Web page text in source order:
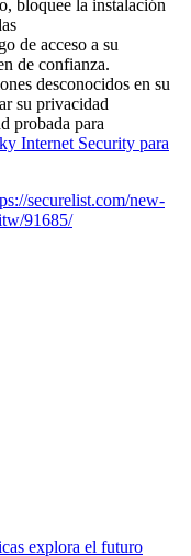
bloquee la instalación
de acceso a su
de confianza.
desconocidos en su
su privacidad
probada para
Internet Security para
securelist.com/new-
91685/
explora el futuro